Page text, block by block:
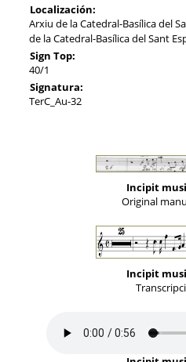
Localización:
Arxiu de la Catedral-Basílica del
de la Catedral-Basílica del Sant
Sign Top:
40/1
Signatura:
TerC_Au-32
Incipit
Original
Incipit